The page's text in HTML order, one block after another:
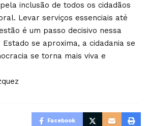
inclusão de todos os cidadãos
Levar serviços essenciais até
é um passo decisivo nessa
Estado se aproxima, a cidadania se
se torna mais viva e
Facebook